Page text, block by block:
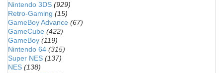
Nintendo 3DS (929)
Retro-Gaming (15)
GameBoy Advance (67)
GameCube (422)
GameBoy (119)
Nintendo 64 (315)
Super NES (137)
NES (138)